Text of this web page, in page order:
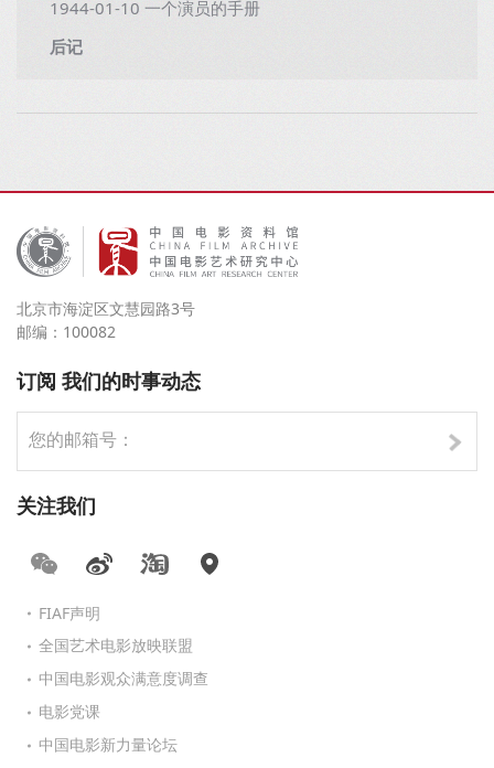
1944-01-10 一个演员的手册
后记
北京市海淀区文慧园路3号
邮编：100082
订阅 我们的时事动态
关注我们
FIAF声明
全国艺术电影放映联盟
中国电影观众满意度调查
电影党课
中国电影新力量论坛